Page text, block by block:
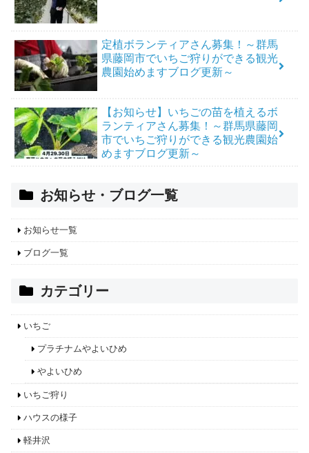
定植ボランティアさん募集！～群馬
県藤岡市でいちご狩りができる観光
農園始めますブログ更新～
【お知らせ】いちごの苗を植えるボ
ランティアさん募集！～群馬県藤岡
市でいちご狩りができる観光農園始
めますブログ更新～
お知らせ・ブログ一覧
お知らせ一覧
ブログ一覧
カテゴリー
いちご
プラチナムやよいひめ
やよいひめ
いちご狩り
ハウスの様子
軽井沢